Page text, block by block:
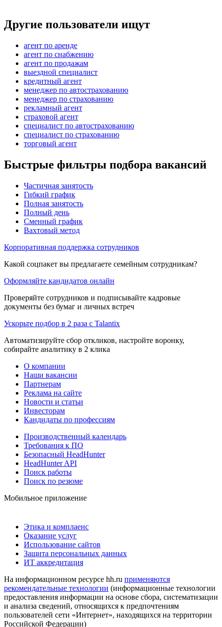
Другие пользователи ищут
агент по аренде
агент по снабжению
агент по продажам
выездной специалист
кредитный агент
менеджер по автострахованию
менеджер по страхованию
рекламный агент
страховой агент
специалист по автострахованию
специалист по страхованию
торговый агент
Быстрые фильтры подбора вакансий
Частичная занятость
Гибкий график
Полная занятость
Полный день
Сменный график
Вахтовый метод
Корпоративная поддержка сотрудников
Какой соцпакет вы предлагаете семейным сотрудникам?
Оформляйте кандидатов онлайн
Проверяйте сотрудников и подписывайте кадровые
документы без бумаг и личных встреч
Ускорьте подбор в 2 раза с Talantix
Автоматизируйте сбор откликов, настройте воронку,
собирайте аналитику в 2 клика
О компании
Наши вакансии
Партнерам
Реклама на сайте
Новости и статьи
Инвесторам
Кандидаты по профессиям
Производственный календарь
Требования к ПО
Безопасный HeadHunter
HeadHunter API
Поиск работы
Поиск по резюме
Мобильное приложение
Этика и комплаенс
Оказание услуг
Использование сайтов
Защита персональных данных
ИТ аккредитация
На информационном ресурсе hh.ru применяются
рекомендательные технологии (информационные технологии
предоставления информации на основе сбора, систематизации
и анализа сведений, относящихся к предпочтениям
пользователей сети «Интернет», находящихся на территории
Российской Федерации)